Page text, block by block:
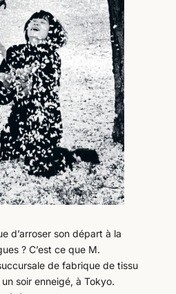
d’arroser son départ à la
? C’est ce que M.
de fabrique de tissu
soir enneigé, à Tokyo.